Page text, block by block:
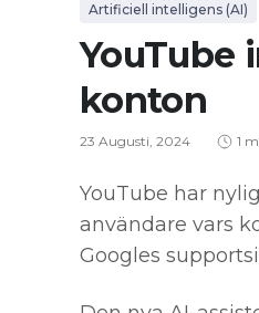
Artificiell intelligens (AI)
YouTube
konton
23 Augusti, 2024 1
YouTube har
användare vars
Googles